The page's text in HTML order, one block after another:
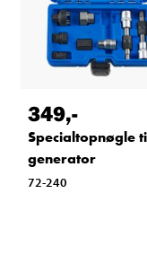
349,-
Specialtopnøgle
generator
72-240